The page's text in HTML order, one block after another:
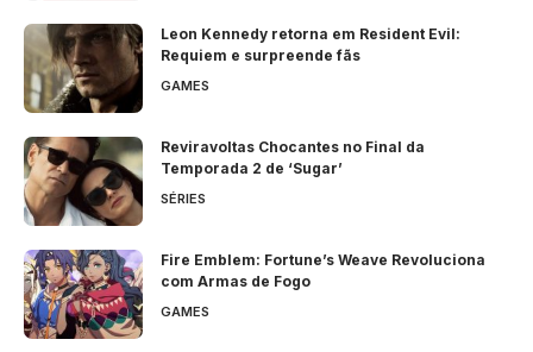
Leon Kennedy retorna em Resident Evil:
Requiem e surpreende fãs
GAMES
Reviravoltas Chocantes no Final da
Temporada 2 de ‘Sugar’
SÉRIES
Fire Emblem: Fortune’s Weave Revoluciona
com Armas de Fogo
GAMES